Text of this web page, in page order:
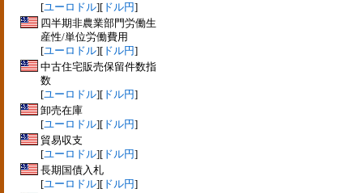
[ユーロドル][ ドル円]
四半期非農業部門労働生
産性/単位労働費用
[ユーロドル][ ドル円]
中古住宅販売保留件数指
数
[ユーロドル][ ドル円]
卸売在庫
[ユーロドル][ ドル円]
貿易収支
[ユーロドル][ ドル円]
長期国債入札
[ユーロドル][ ドル円]